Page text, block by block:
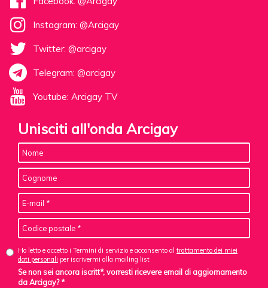
Instagram: @Arcigay
Twitter: @arcigay
Telegram: @arcigay
Youtube: Arcigay TV
Unisciti all'onda Arcigay
Ho letto e accetto i Termini di servizio e acconsento al trattamento dei miei
dati personali per iscrivermi alla mailing list
Se non sei ancora iscritt*, vorresti ricevere email di aggiornamento
da Arcigay? *